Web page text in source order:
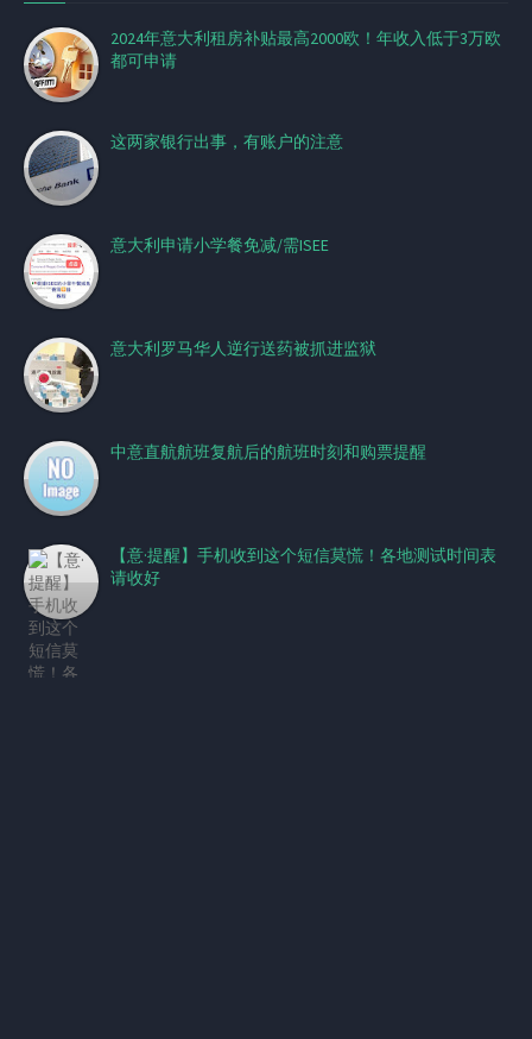
2024年意大利租房补贴最高2000欧！年收入低于3万欧
都可申请
这两家银行出事，有账户的注意
意大利申请小学餐免减/需ISEE
意大利罗马华人逆行送药被抓进监狱
中意直航航班复航后的航班时刻和购票提醒
【意·提醒】手机收到这个短信莫慌！各地测试时间表
请收好